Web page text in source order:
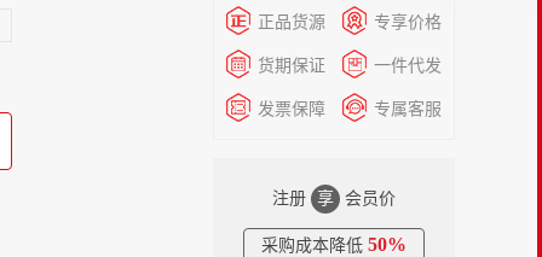
正品货源 专享价格
货期保证 一件代发
发票保障 专属客服
注册 享 会员价
采购成本降低 50%